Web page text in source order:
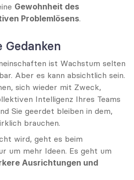
Gewohnheit des
Problemlösens.
ist Wachstum selten
Aber es kann absichtlich sein.
sich wieder mit Zweck,
Intelligenz Ihres Teams
Sie geerdet bleiben in dem,
brauchen.
wird, geht es beim
Ausrichtungen und